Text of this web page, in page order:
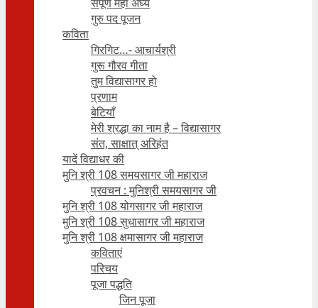
गुरु पद पूजन
कविता
गिरगिट…- आचार्यश्री
गुरू गौरव गीता
तुम विद्यासागर हो
प्रणाम
बेटियाँ
मेरी श्रद्धा का नाम है – विद्यासागर
संत, साक्षात् अरिहंत
यादें विद्याधर की
मुनि श्री 108 समयसागर जी महाराज
प्रवचन : मुनिश्री समयसागर जी
मुनि श्री 108 योगसागर जी महाराज
मुनि श्री 108 सुधासागर जी महाराज
मुनि श्री 108 क्षमासागर जी महाराज
कविताएं
परिचय
पूजा पद्धति
जिन पूजा